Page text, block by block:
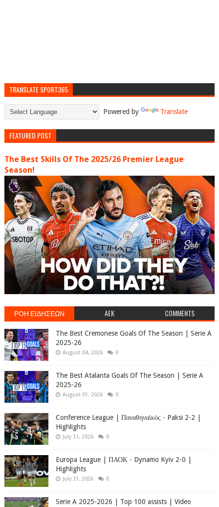
TRANSLATE SPORT365
Powered by Translate
FEATURED POST
The Best Skills Of The 2025/26 Premier League
Season!
ΡΟΗ ΕΙΔΗΣΕΩΝ AEK COMMENTS
The Best Cremonese Goals Of The Season | Serie A
2025-26
August 04, 2026 0
The Best Atalanta Goals Of The Season | Serie A
2025-26
August 01, 2026 0
Conference League | Παναθηναϊκός - Paksi 2-2 |
Highlights
July 31, 2026 0
Europa League | ΠΑΟΚ - Dynamo Kyiv 2-0 |
Highlights
July 31, 2026 0
Serie A 2025-2026 | Top 100 assists | Video